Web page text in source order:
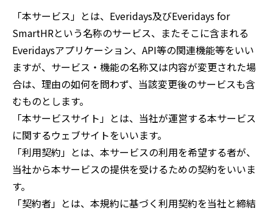
「本サービス」とは、Everidays及びEveridays for
SmartHRという名称のサービス、またそこに含まれる
Everidaysアプリケーション、API等の関連機能等をいい
ますが、サービス・機能の名称又は内容が変更された場
合は、理由の如何を問わず、当該変更後のサービスも含
むものとします。
「本サービスサイト」とは、当社が運営する本サービス
に関するウェブサイトをいいます。
「利用契約」とは、本サービスの利用を希望する者が、
当社から本サービスの提供を受けるための契約をいいま
す。
「契約者」とは、本規約に基づく利用契約を当社と締結